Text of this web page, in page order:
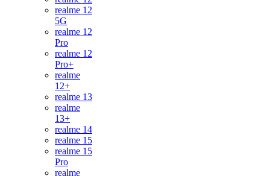
realme 12
5G
realme 12
Pro
realme 12
Pro+
realme
12+
realme 13
realme
13+
realme 14
realme 15
realme 15
Pro
realme